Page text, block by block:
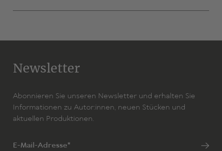
Newsletter
Abonnieren Sie unseren Newsletter und erhalten Sie
Informationen zu Autor:innen, neuen Stücken und
aktuellen Produktionen.
E-Mail-Adresse*